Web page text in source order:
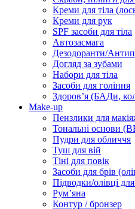
Креми для тіла
Креми для рук
SPF засоби для тіла
Автозасмага
Дезодоранти/
Догляд за зубами
Набори для тіла
Засоби для гоління
Здоровʼя (БАДи,
Make-up
Пензлики для
Тональні основи
Пудри для обличчя
Туш для вій
Тіні для повік
Засоби для брів
Підводки/олівці
Румʼяна
Контур / бронзер